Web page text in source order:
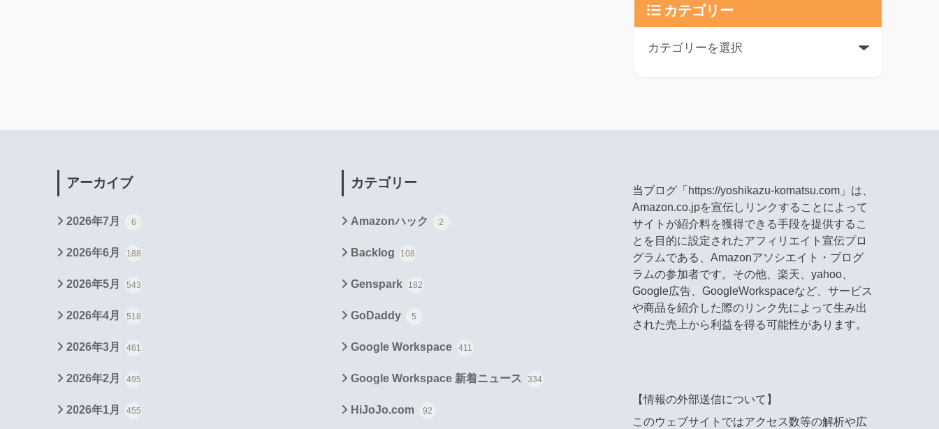
カテゴリー
アーカイブ
2026年7月 6
2026年6月 188
2026年5月 543
2026年4月 518
2026年3月 461
2026年2月 495
2026年1月 455
カテゴリー
Amazonハック 2
Backlog 108
Genspark 182
GoDaddy 5
Google Workspace 411
Google Workspace 新着ニュース 334
HiJoJo.com 92
当ブログ「https://yoshikazu-komatsu.com」は、
Amazon.co.jpを宣伝しリンクすることによって
サイトが紹介料を獲得できる手段を提供するこ
とを目的に設定されたアフィリエイト宣伝プロ
グラムである、Amazonアソシエイト・プログ
ラムの参加者です。その他、楽天、yahoo、
Google広告、GoogleWorkspaceなど、サービス
や商品を紹介した際のリンク先によって生み出
された売上から利益を得る可能性があります。
【情報の外部送信について】
このウェブサイトではアクセス数等の解析や広